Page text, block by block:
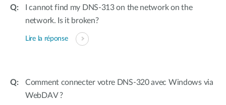
I cannot find my DNS-313 on the network on the
network. Is it broken?
Lire la réponse
Comment connecter votre DNS-320 avec Windows via
WebDAV ?